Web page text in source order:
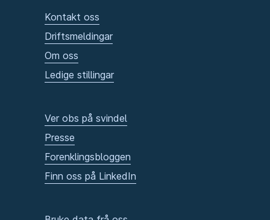
Kontakt oss
Driftsmeldingar
Om oss
Ledige stillingar
Ver obs på svindel
Presse
Forenklingsbloggen
Finn oss på LinkedIn